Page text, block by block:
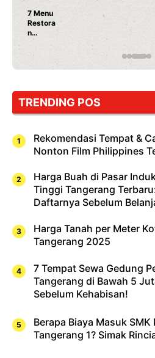
Nunung Srimulat &
Rahasia Mami Bikin
TRENDING POS
Rekomendasi Tempat &
Nonton Film Philippines
Harga Buah di Pasar
Tinggi Tangerang
Daftarnya Sebelum
Harga Tanah per Meter
Tangerang 2025
7 Tempat Sewa Gedung
Tangerang di Bawah 5
Sebelum Kehabisan!
Berapa Biaya Masuk SMK
Tangerang 1? Simak